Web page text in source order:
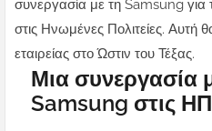
συνεργασία με τη Samsung
στις Ηνωμένες Πολιτείες. Αυτή
εταιρείας στο Ώστιν του Τέξας.
Μια συνεργασία
Samsung στις